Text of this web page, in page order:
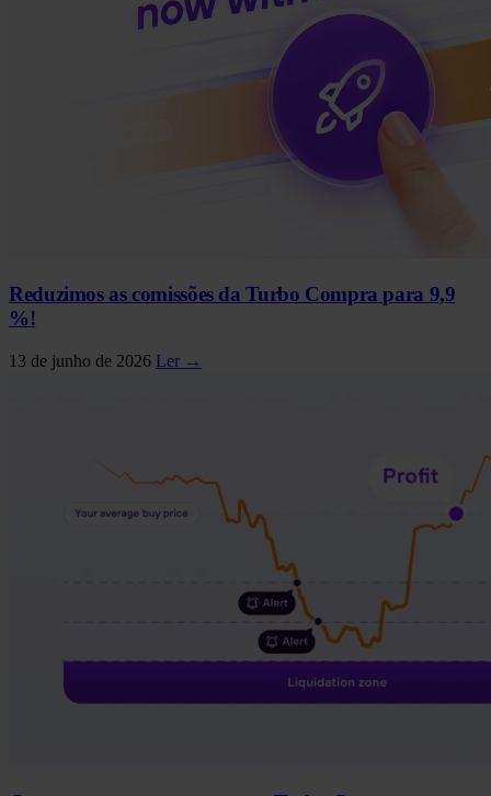
Reduzimos as comissões da Turbo Compra para 9,9
%!
13 de junho de 2026 Ler →